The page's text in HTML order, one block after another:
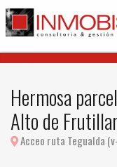
Hermosa
Alto de Frutillar
Acceo ruta Tegualda